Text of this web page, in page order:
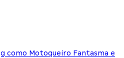
como Motoqueiro Fantasma e